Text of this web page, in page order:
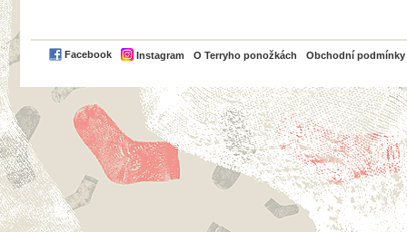
Facebook Instagram O Terryho ponožkách Obchodní podmínky
PayPal